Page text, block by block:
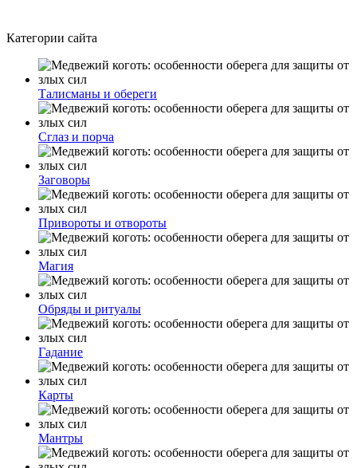
Категории сайта
Талисманы и обереги
Сглаз и порча
Заговоры
Привороты и отвороты
Магия
Обряды и ритуалы
Гадание
Карты
Мантры